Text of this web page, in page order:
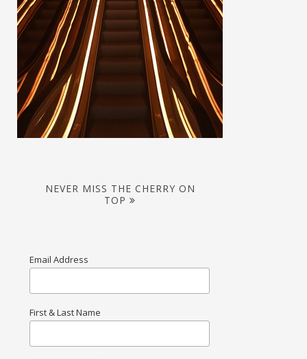
NEVER MISS THE CHERRY ON
TOP
Email Address
First & Last Name